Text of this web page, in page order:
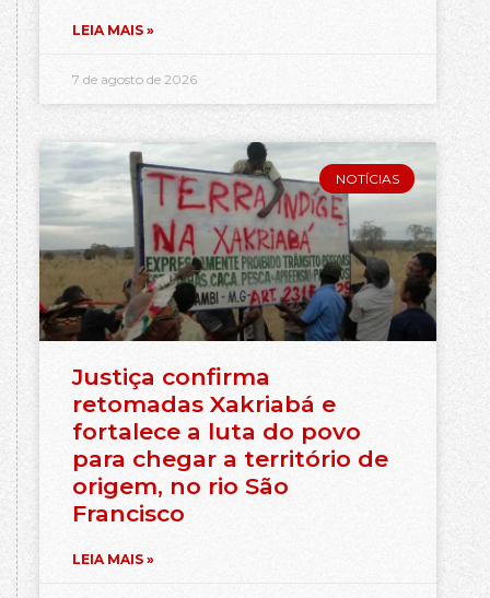
LEIA MAIS »
7 de agosto de 2026
NOTÍCIAS
Justiça confirma
retomadas Xakriabá e
fortalece a luta do povo
para chegar a território de
origem, no rio São
Francisco
LEIA MAIS »